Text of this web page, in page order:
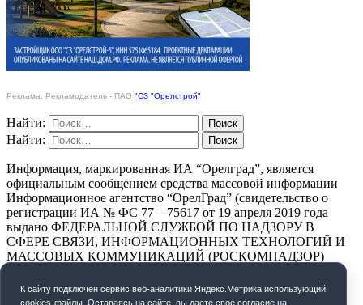
Реклама. Рекламодатель - ПАО "СЗ "Орелстрой"
Найти:
Найти:
Информация, маркированная ИА “Орелград”, является
официальным сообщением средства массовой информации
Информационное агентство “ОрелГрад” (свидетельство о
регистрации ИА № ФС 77 – 75617 от 19 апреля 2019 года
выдано ФЕДЕРАЛЬНОЙ СЛУЖБОЙ ПО НАДЗОРУ В
СФЕРЕ СВЯЗИ, ИНФОРМАЦИОННЫХ ТЕХНОЛОГИЙ И
МАССОВЫХ КОММУНИКАЦИЙ (РОСКОМНАДЗОР)
ПОЛИТИКА КОНФИДЕНЦИАЛЬНОСТИ
К cайту подключен сервис веб-аналитики Яндекс.Метрика использующий
cookies-файлы. Оставаясь на сайте, вы даете свое согласие на